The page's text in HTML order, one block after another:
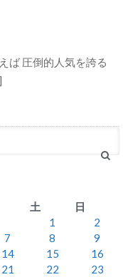
ば 圧倒的人気を誇る
土
日
1
2
7 8
9
14 15
16
21 22
23